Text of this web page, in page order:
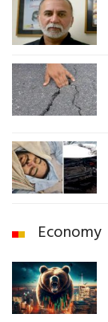
Economy